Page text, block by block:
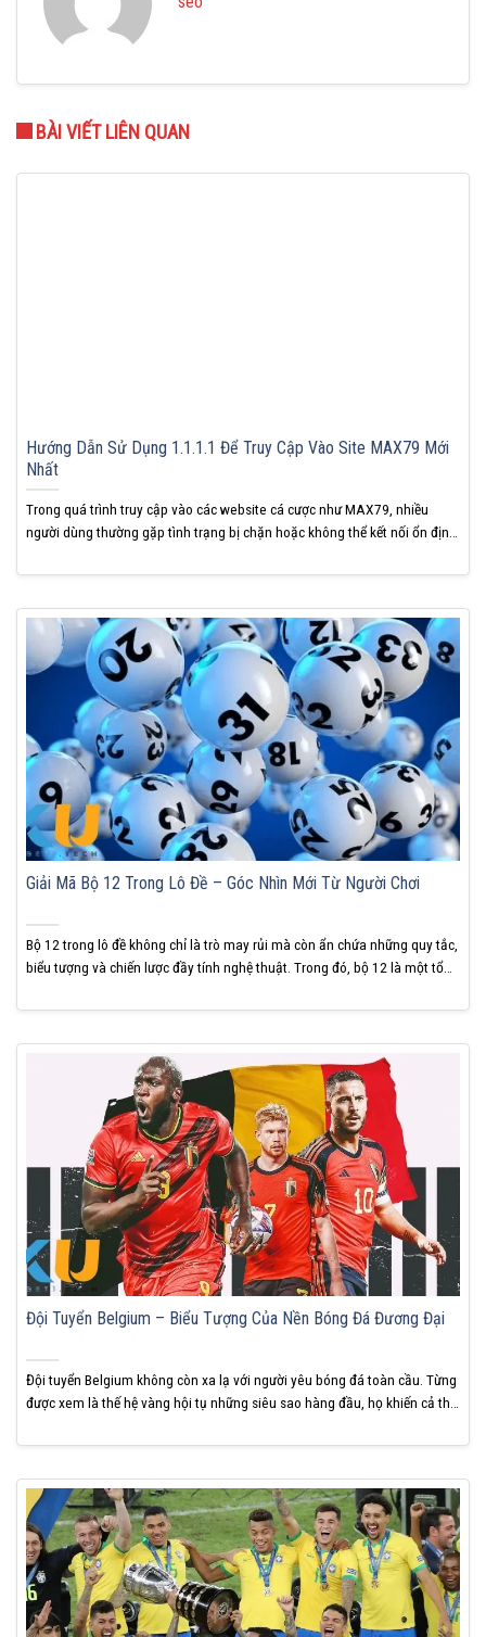
BÀI VIẾT LIÊN QUAN
Hướng Dẫn Sử Dụng 1.1.1.1 Để Truy Cập Vào Site MAX79 Mới
Nhất
Trong quá trình truy cập vào các website cá cược như MAX79, nhiều
người dùng thường gặp tình trạng bị chặn hoặc không thể kết nối ổn định.
chính là sử dụng 1.1.1.1. Bài viết dưới đây sẽ hướng dẫn...
Giải Mã Bộ 12 Trong Lô Đề – Góc Nhìn Mới Từ Người Chơi
Bộ 12 trong lô đề không chỉ là trò may rủi mà còn ẩn chứa những quy tắc,
biểu tượng và chiến lược đầy tính nghệ thuật. Trong đó, bộ 12 là một tổ
hiểu rõ. Hãy cùng KUBET giải...
Đội Tuyển Belgium – Biểu Tượng Của Nền Bóng Đá Đương Đại
Đội tuyển Belgium không còn xa lạ với người yêu bóng đá toàn cầu. Từng
được xem là thế hệ vàng hội tụ những siêu sao hàng đầu, họ khiến cả thế
được nói ra. KUBET sẽ giúp bạn nhìn nhận...